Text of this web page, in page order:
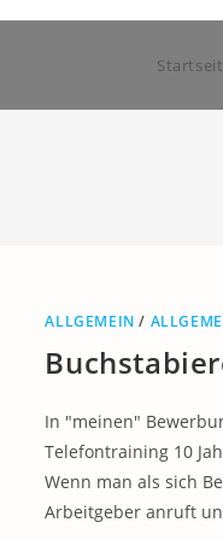
ALLGEMEIN /
In "meinen"
Telefontraining 10
Wenn man als sich
Arbeitgeber anruft